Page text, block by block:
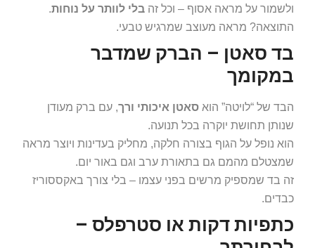
ולשמור על מראה אסוף – וכל זה בלי לוותר על נוחות.
התוצאה? מראה מעוצב שמרגיש טבעי.
בד סאטן – הברק שמדבר
במקומך
הבד של “לויטה” הוא סאטן איכותי ורך, עם ברק מעודן
שנותן תחושת יוקרה בכל תנועה.
הוא נופל על הגוף בצורה חלקה, מחליק בעדינות ויוצר מראה
שמצטלם מהמם גם בתאורת ערב וגם באור יום.
זה בד שמספיק מרשים בפני עצמו – בלי צורך באקססוריז
כבדים.
כתפיות דקות או סטרפלס –